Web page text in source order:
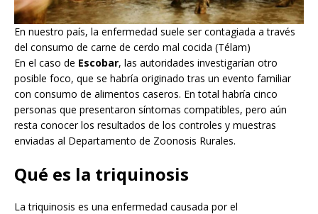
En nuestro país, la enfermedad suele ser contagiada a través
del consumo de carne de cerdo mal cocida (Télam)
En el caso de Escobar, las autoridades investigarían otro
posible foco, que se habría originado tras un evento familiar
con consumo de alimentos caseros. En total habría cinco
personas que presentaron síntomas compatibles, pero aún
resta conocer los resultados de los controles y muestras
enviadas al Departamento de Zoonosis Rurales.
Qué es la triquinosis
La triquinosis es una enfermedad causada por el